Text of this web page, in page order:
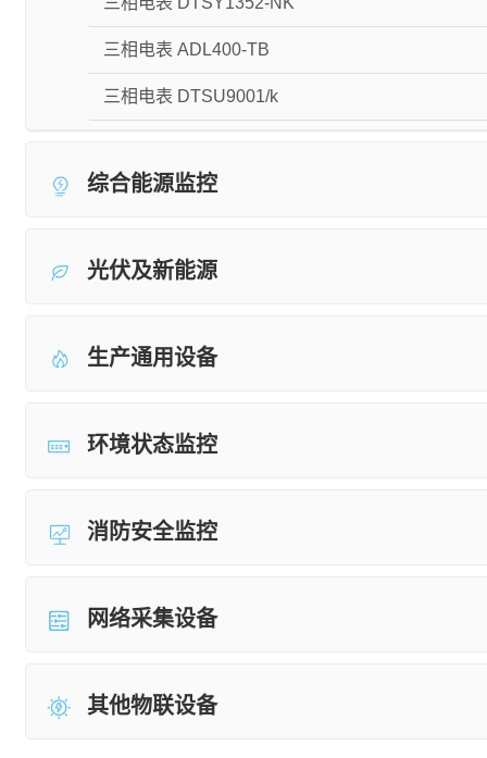
三相电表 ADL400-TB
三相电表 DTSU9001/k
综合能源监控
光伏及新能源
生产通用设备
环境状态监控
消防安全监控
网络采集设备
其他物联设备